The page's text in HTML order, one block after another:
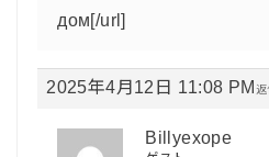
дом[/url]
2025年4月12日 11:08 PM 返
Billyexope